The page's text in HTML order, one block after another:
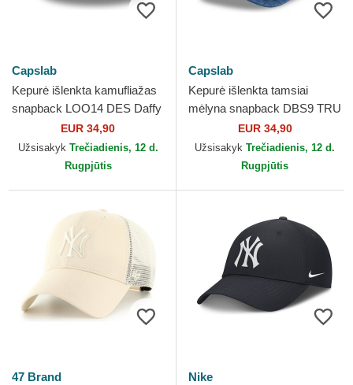
Capslab
Kepurė išlenkta kamufliažas
snapback LOO14 DES Daffy
Duck Looney Tunes Capslab
EUR 34,90
Užsisakyk Trečiadienis, 12 d.
Rugpjūtis
Capslab
Kepurė išlenkta tamsiai
mėlyna snapback DBS9 TRU
Trunks Dragon Ball Capslab
EUR 34,90
Užsisakyk Trečiadienis, 12 d.
Rugpjūtis
47 Brand
Nike